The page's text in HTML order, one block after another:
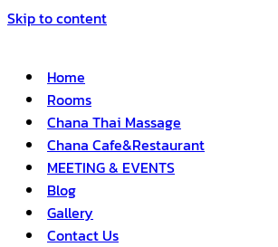
Skip to content
Home
Rooms
Chana Thai Massage
Chana Cafe&Restaurant
MEETING & EVENTS
Blog
Gallery
Contact Us